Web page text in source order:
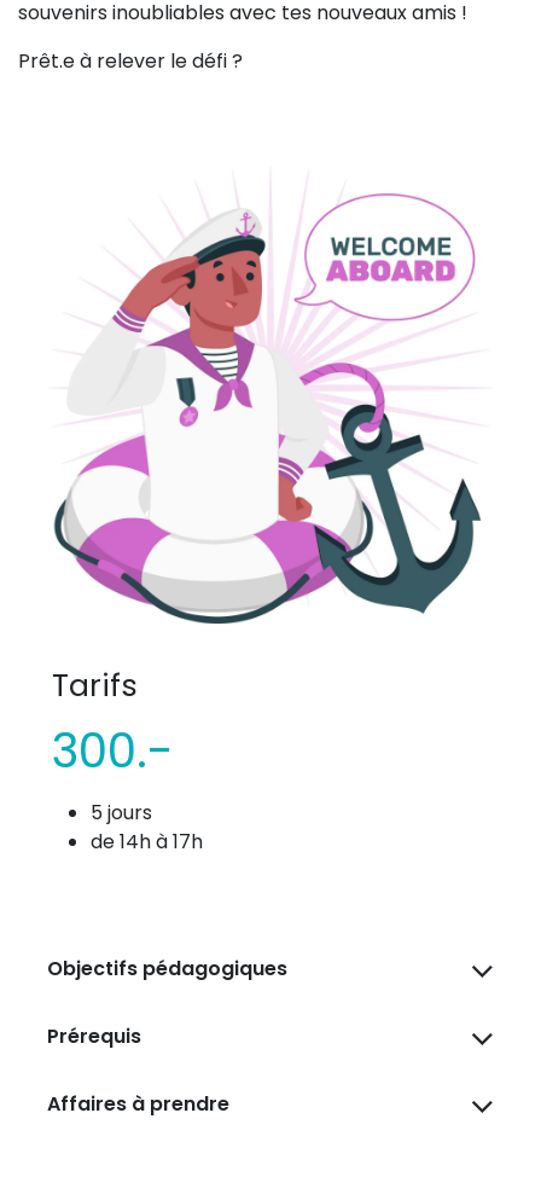
souvenirs inoubliables avec tes nouveaux amis !
Prêt.e à relever le défi ?
Tarifs
300.-
5 jours
de 14h à 17h
Objectifs pédagogiques
Prérequis
Affaires à prendre